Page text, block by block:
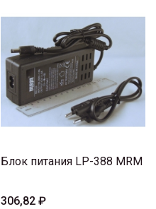
Блок питания LP-388 MRM
306,82 ₽